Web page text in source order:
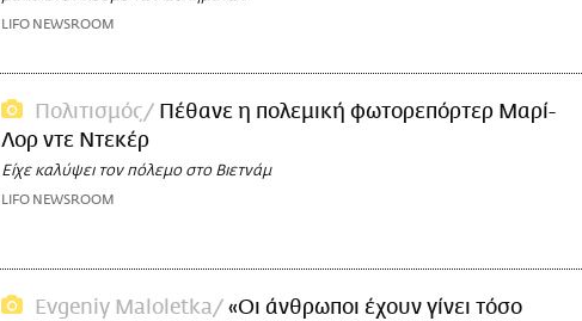
LIFO NEWSROOM
Πολιτισμός
Πέθανε η πολεμική φωτορεπόρτερ Μαρί-
Λορ ντε Ντεκέρ
Είχε καλύψει τον πόλεμο στο Βιετνάμ
LIFO NEWSROOM
Evgeniy Maloletka
«Οι άνθρωποι έχουν γίνει τόσο